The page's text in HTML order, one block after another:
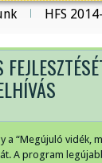
HFS
a “Megújuló vidék,
A program